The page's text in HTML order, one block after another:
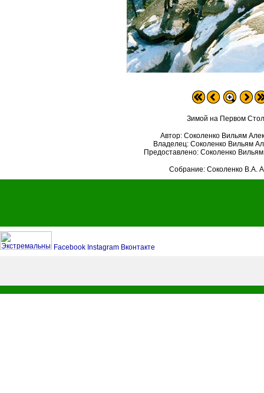
Зимой на Первом
Автор: Соколенко Вильям
Владелец: Соколенко Вильям
Предоставлено: Соколенко
Собрание: Соколенко В.А.
Facebook Instagram Вконтакте